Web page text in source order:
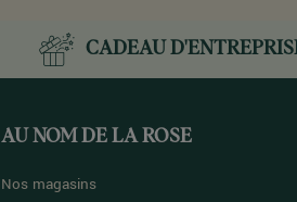
CADEAU
AU NOM DE LA ROSE
Nos magasins